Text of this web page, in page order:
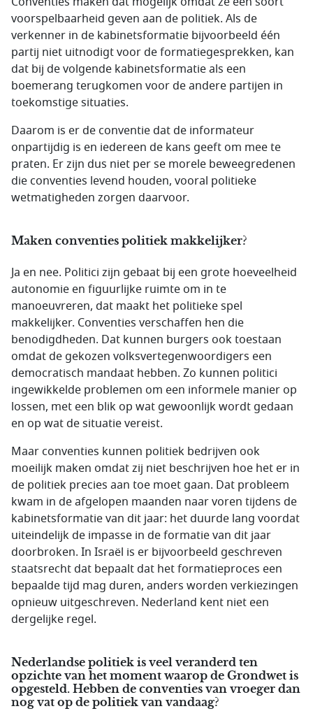
voorspelbaarheid geven aan de politiek. Als de
verkenner in de kabinetsformatie bijvoorbeeld één
partij niet uitnodigt voor de formatiegesprekken, kan
dat bij de volgende kabinetsformatie als een
boemerang terugkomen voor de andere partijen in
toekomstige situaties.
Daarom is er de conventie dat de informateur
onpartijdig is en iedereen de kans geeft om mee te
praten. Er zijn dus niet per se morele beweegredenen
die conventies levend houden, vooral politieke
wetmatigheden zorgen daarvoor.
Maken conventies politiek makkelijker?
Ja en nee. Politici zijn gebaat bij een grote hoeveelheid
autonomie en figuurlijke ruimte om in te
manoeuvreren, dat maakt het politieke spel
makkelijker. Conventies verschaffen hen die
benodigdheden. Dat kunnen burgers ook toestaan
omdat de gekozen volksvertegenwoordigers een
democratisch mandaat hebben. Zo kunnen politici
ingewikkelde problemen om een informele manier op
lossen, met een blik op wat gewoonlijk wordt gedaan
en op wat de situatie vereist.
Maar conventies kunnen politiek bedrijven ook
moeilijk maken omdat zij niet beschrijven hoe het er in
de politiek precies aan toe moet gaan. Dat probleem
kwam in de afgelopen maanden naar voren tijdens de
kabinetsformatie van dit jaar: het duurde lang voordat
uiteindelijk de impasse in de formatie van dit jaar
doorbroken. In Israël is er bijvoorbeeld geschreven
staatsrecht dat bepaalt dat het formatieproces een
bepaalde tijd mag duren, anders worden verkiezingen
opnieuw uitgeschreven. Nederland kent niet een
dergelijke regel.
Nederlandse politiek is veel veranderd ten
opzichte van het moment waarop de Grondwet is
opgesteld. Hebben de conventies van vroeger dan
nog vat op de politiek van vandaag?